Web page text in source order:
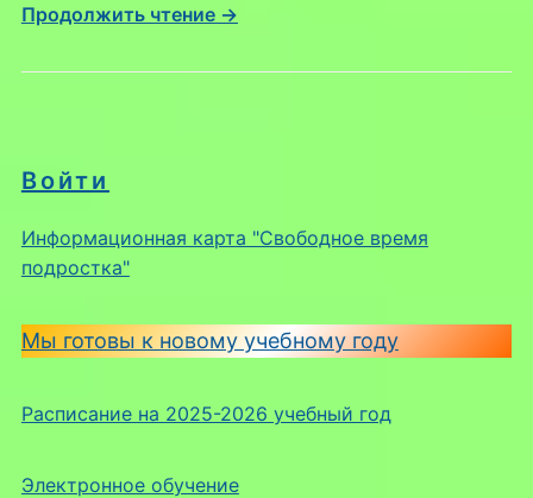
Войти
Информационная карта "Свободное время
подростка"
Мы готовы к новому учебному году
Расписание на 2025-2026 учебный год
Электронное обучение
Продолжить чтение →